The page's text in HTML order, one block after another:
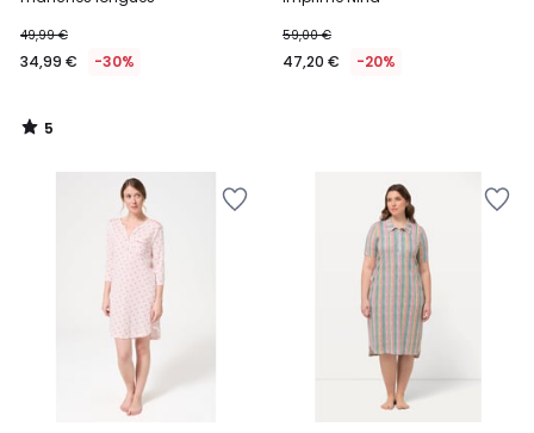
49,99 €
34,99 € -30%
5
/
59,00 €
47,20 € -20%